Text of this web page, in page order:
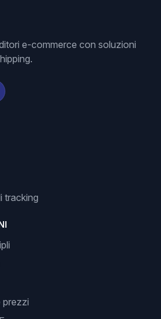
e-commerce con soluzioni
tracking
prezzi